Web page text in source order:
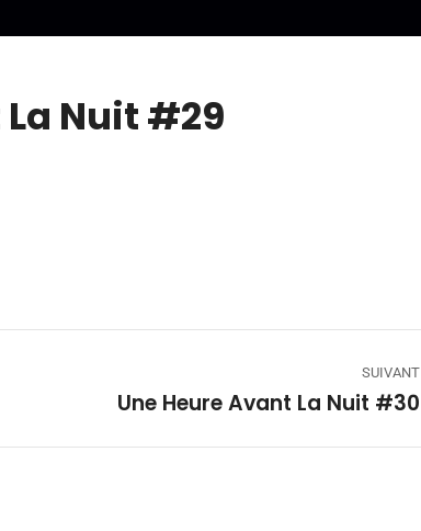
Nuit #29
SUIVANT
Une Heure Avant La Nuit #30